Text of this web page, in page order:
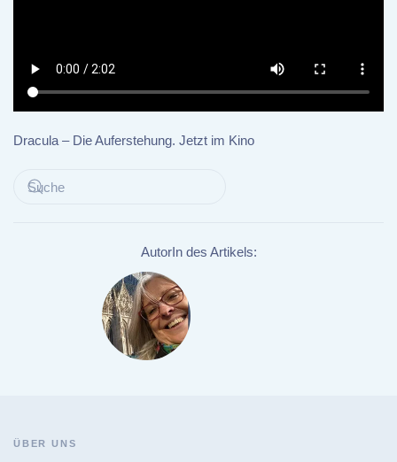
Dracula – Die Auferstehung. Jetzt im Kino
AutorIn des Artikels:
ÜBER UNS